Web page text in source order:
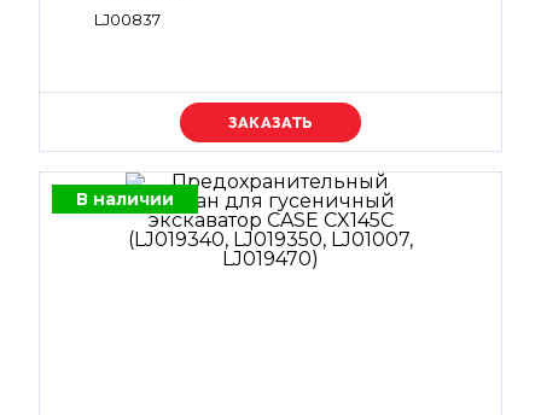
LJ00837
Уточняйте цену
В наличии